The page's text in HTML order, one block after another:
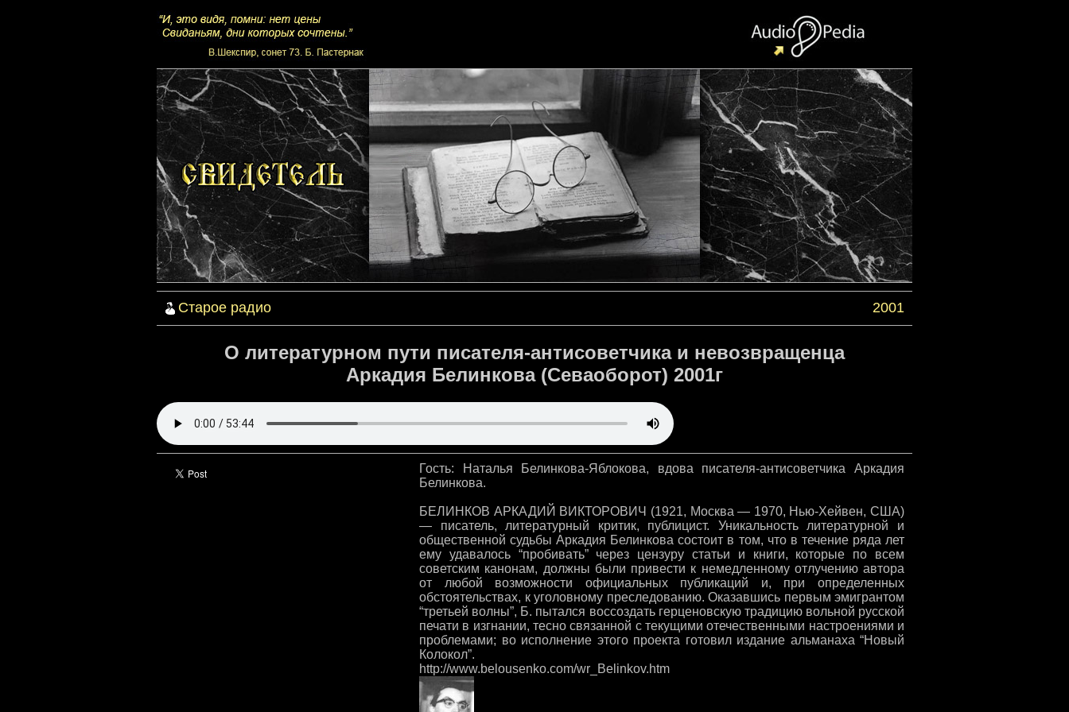
Старое радио 2001
О литературном пути писателя-антисоветчика и невозвращенца
Аркадия Белинкова (Севаоборот) 2001г
Гость: Наталья Белинкова-Яблокова, вдова писателя-антисоветчика Аркадия
Белинкова.
БЕЛИНКОВ АРКАДИЙ ВИКТОРОВИЧ (1921, Москва — 1970, Нью-Хейвен, США)
— писатель, литературный критик, публицист. Уникальность литературной и
общественной судьбы Аркадия Белинкова состоит в том, что в течение ряда лет
ему удавалось “пробивать” через цензуру статьи и книги, которые по всем
советским канонам, должны были привести к немедленному отлучению автора
от любой возможности официальных публикаций и, при определенных
обстоятельствах, к уголовному преследованию. Оказавшись первым эмигрантом
“третьей волны”, Б. пытался воссоздать герценовскую традицию вольной русской
печати в изгнании, тесно связанной с текущими отечественными настроениями и
проблемами; во исполнение этого проекта готовил издание альманаха “Новый
Колокол”.
http://www.belousenko.com/wr_Belinkov.htm